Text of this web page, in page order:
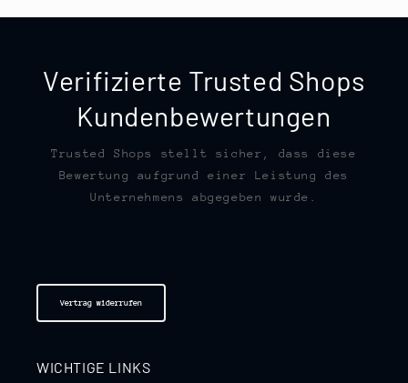
Verifizierte Trusted Shops
Kundenbewertungen
Trusted Shops stellt sicher, dass diese
Bewertung aufgrund einer Leistung des
Unternehmens abgegeben wurde.
Vertrag widerrufen
WICHTIGE LINKS